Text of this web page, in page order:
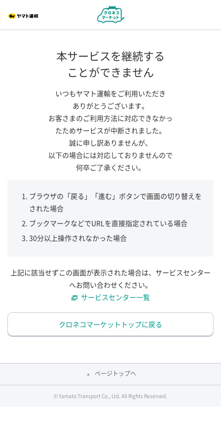
本サービスを継続する
ことができません
いつもヤマト運輸をご利用いただき
ありがとうございます。
お客さまのご利用方法に対応できなかっ
たためサービスが中断されました。
誠に申し訳ありませんが、
以下の場合には対応しておりませんので
何卒ご了承ください。
ブラウザの「戻る」「進む」ボタンで画面の切り替えを
された場合
ブックマークなどでURLを直接指定されている場合
30分以上操作されなかった場合
上記に該当せずこの画面が表示された場合は、サービスセンター
へお問い合わせください。
サービスセンター一覧
クロネコマーケットトップに戻る
ページトップへ
© Yamato Transport Co., Ltd. All Rights Reserved.